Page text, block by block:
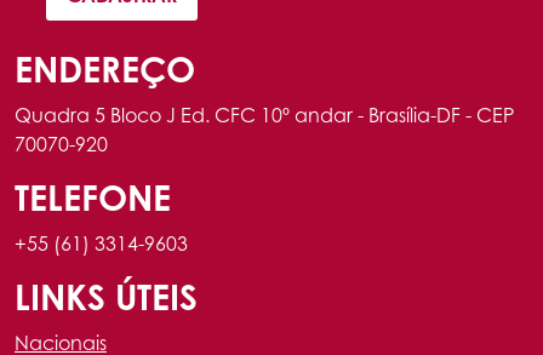
ENDEREÇO
Quadra 5 Bloco J Ed. CFC 10º andar - Brasília-DF - CEP
70070-920
TELEFONE
+55 (61) 3314-9603
LINKS ÚTEIS
Nacionais